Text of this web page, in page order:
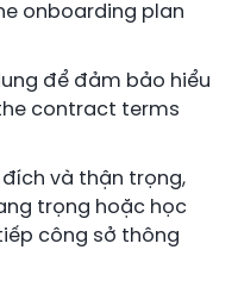
onboarding plan
để đảm bảo hiểu
contract terms
đích và thận trọng,
trọng hoặc học
công sở thông